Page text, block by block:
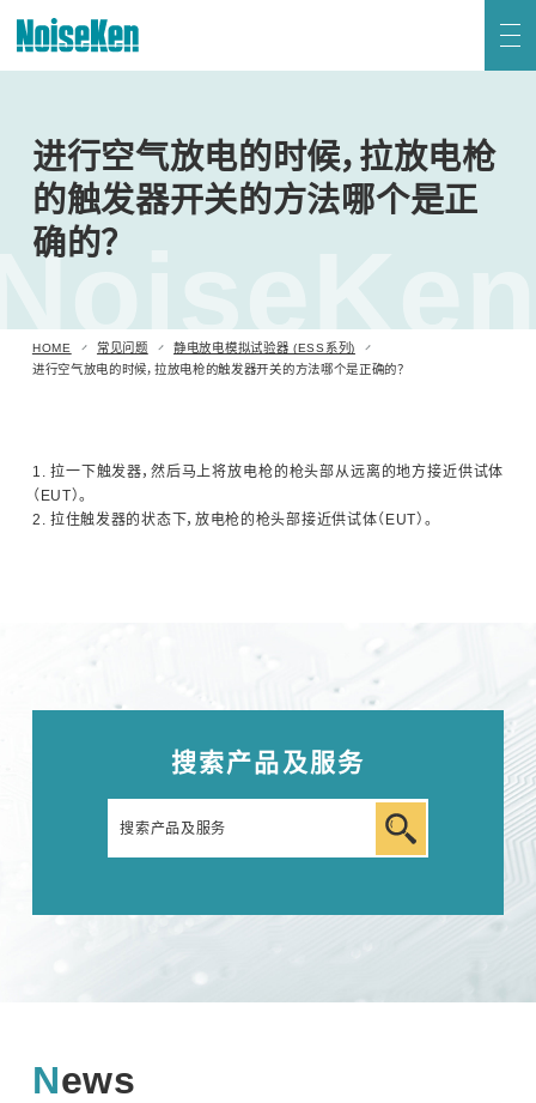
新到信息 关于Noiseken
日语 英语
进行空气放电的时候，拉放电枪
的触发器开关的方法哪个是正
确的？
HOME 常见问题
静电放电模拟试验器 (ESS系列)
进行空气放电的时候，拉放电枪的触发器开关的方法哪个是正确的？
1. 拉一下触发器，然后马上将放电枪的枪头部从远离的地方接近供试体
（EUT）。
2. 拉住触发器的状态下，放电枪的枪头部接近供试体（EUT）。
搜索产品及服务
News
静电放电模拟试验器 (ESS系列)
高频噪声模拟试验器
电快速瞬变脉冲群模拟试验器
阻尼振荡波模拟试验器
自动扫描EMC 测量系统 (EPS系列)